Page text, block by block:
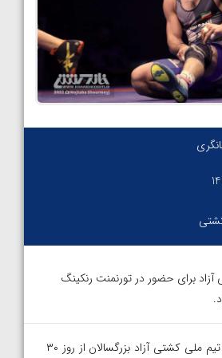
برای حضور در تورنمنت رنکینگ
– اردوی تیم ملی کشتی آزاد بزرگسالان از روز ۳۰